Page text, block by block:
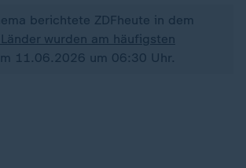
berichtete ZDFheute in dem
wurden am häufigsten
11.06.2026 um 06:30 Uhr.